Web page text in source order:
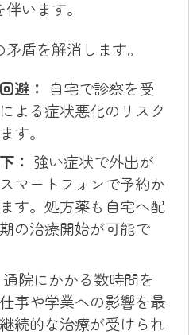
います。
盾を解消します。
避： 自宅で診察を受
よる症状悪化のリスク
す。
： 強い症状で外出が
マートフォンで予約か
す。処方薬も自宅へ配
の治療開始が可能で
通院にかかる数時間を
事や学業への影響を最
続的な治療が受けられ